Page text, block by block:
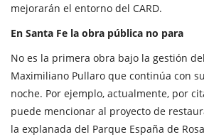
mejorarán el entorno del CARD.
En Santa Fe la obra pública no para
No es la primera obra bajo la gestión
Maximiliano Pullaro que continúa con
noche. Por ejemplo, actualmente, por
puede mencionar al proyecto de
la explanada del Parque España de